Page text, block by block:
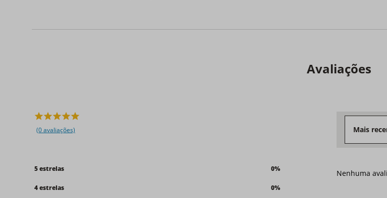
Avaliações
(0 avaliações)
5 estrelas 0%
4 estrelas 0%
Mais
Nenhuma